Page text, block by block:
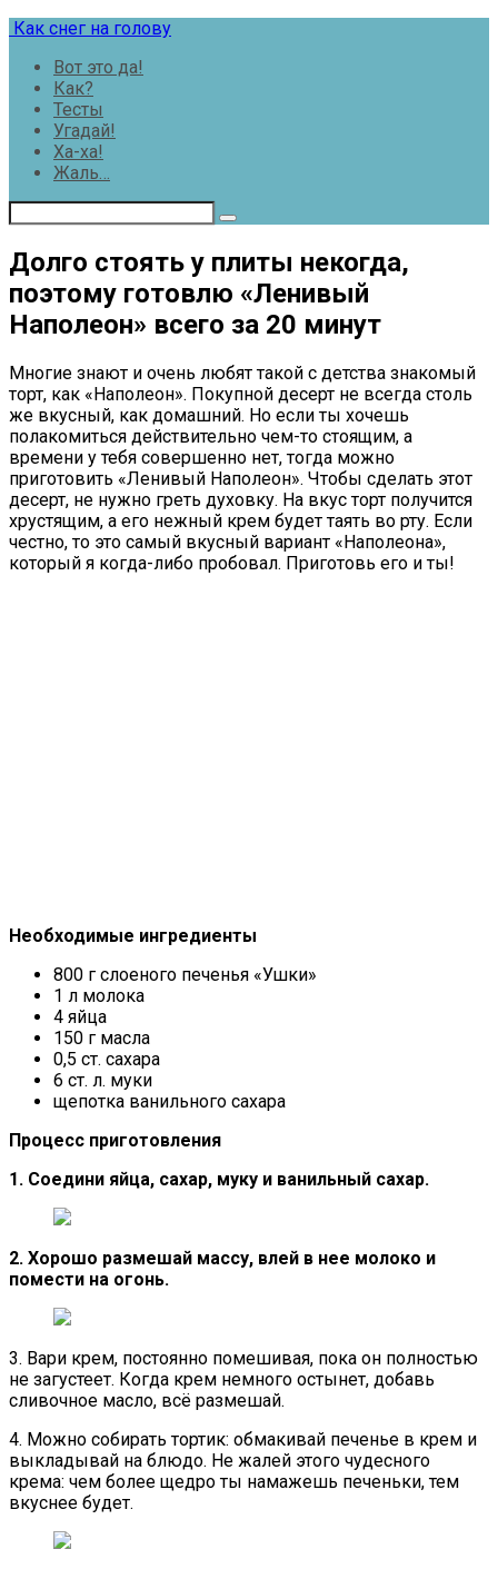
Перейти
контенту
Как снег на голову
Вот это да!
Как?
Тесты
Угадай!
Ха-ха!
Жаль…
Долго стоять у плиты некогда,
поэтому готовлю «Ленивый
Наполеон» всего за 20 минут
Многие знают и очень любят такой с детства знакомый
торт, как «Наполеон». Покупной десерт не всегда столь
же вкусный, как домашний. Но если ты хочешь
полакомиться действительно чем-то стоящим, а
времени у тебя совершенно нет, тогда можно
приготовить «Ленивый Наполеон». Чтобы сделать этот
десерт, не нужно греть духовку. На вкус торт получится
хрустящим, а его нежный крем будет таять во рту. Если
честно, то это самый вкусный вариант «Наполеона»,
который я когда-либо пробовал. Приготовь его и ты!
Необходимые ингредиенты
800 г слоеного печенья «Ушки»
1 л молока
4 яйца
150 г масла
0,5 ст. сахара
6 ст. л. муки
щепотка ванильного сахара
Процесс приготовления
1. Соедини яйца, сахар, муку и ванильный сахар.
2. Хорошо размешай массу, влей в нее молоко и
помести на огонь.
3. Вари крем, постоянно помешивая, пока он полностью
не загустеет. Когда крем немного остынет, добавь
сливочное масло, всё размешай.
4. Можно собирать тортик: обмакивай печенье в крем и
выкладывай на блюдо. Не жалей этого чудесного
крема: чем более щедро ты намажешь печеньки, тем
вкуснее будет.